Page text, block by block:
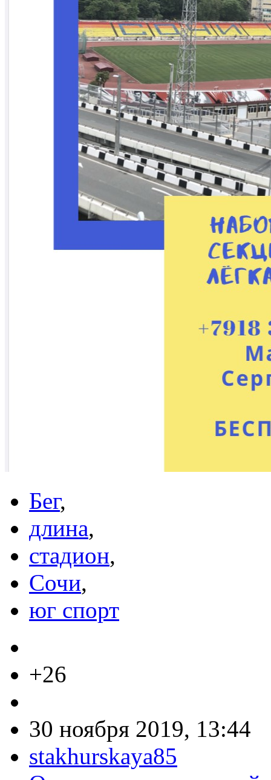
Бег,
длина,
стадион,
Сочи,
юг спорт
+26
30 ноября 2019, 13:44
stakhurskaya85